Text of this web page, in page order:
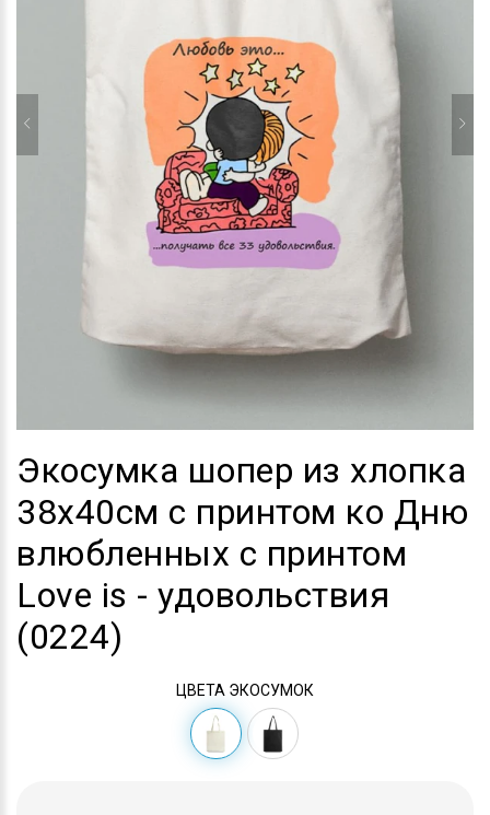
Экосумка шопер из хлопка
38х40см с принтом ко Дню
влюбленных с принтом
Love is - удовольствия
(0224)
ЦВЕТА ЭКОСУМОК